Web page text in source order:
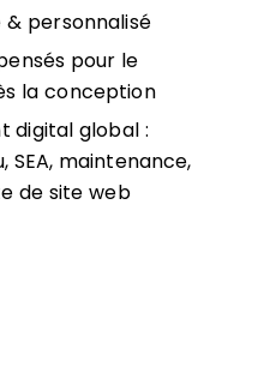
& personnalisé
pour le
la conception
digital global :
maintenance,
de site web